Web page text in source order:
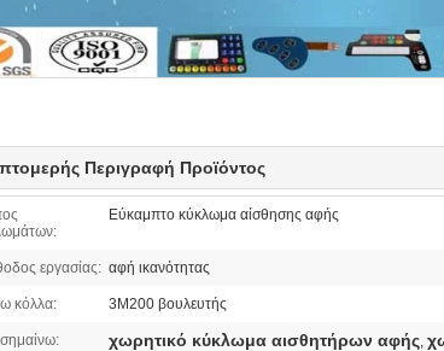
Περιγραφή Προϊόντος
Εύκαμπτο κύκλωμα αίσθησης αφής
εργασίας: αφή ικανότητας
κόλλα: 3M200 βουλευτής
χωρητικό κύκλωμα αισθητήρων αφής,